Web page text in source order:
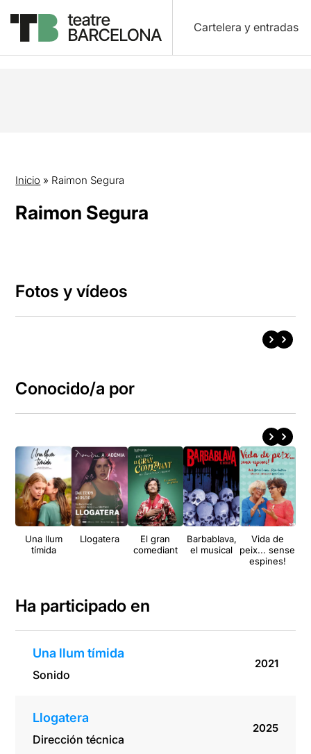
Cartelera y entradas
Inicio » Raimon Segura
Raimon Segura
Fotos y vídeos
Conocido/a por
Una llum
tímida
Llogatera
El gran
comediant
Barbablava,
el musical
Vida de
peix... sense
espines!
Ha participado en
Una llum tímida
Sonido
2021
Llogatera
Dirección técnica
2025